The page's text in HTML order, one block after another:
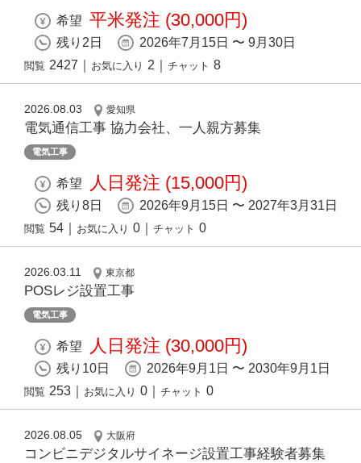
希望 平米発注 (30,000円)
残り2日 2026年7月15日 〜 9月30日
閲覧 2427 お気に入り 2 チャット 8
2026.08.03 愛知県
電気通信工事 協力会社、一人親方募集
電気工事
希望 人日発注 (15,000円)
残り8日 2026年9月15日 〜 2027年3月31日
閲覧 54 お気に入り 0 チャット 0
2026.03.11 東京都
POSレジ設置工事
電気工事
希望 人日発注 (30,000円)
残り10日 2026年9月1日 〜 2030年9月1日
閲覧 253 お気に入り 0 チャット 0
2026.08.05 大阪府
コンビニデジタルサイネージ設置工事経験者募集